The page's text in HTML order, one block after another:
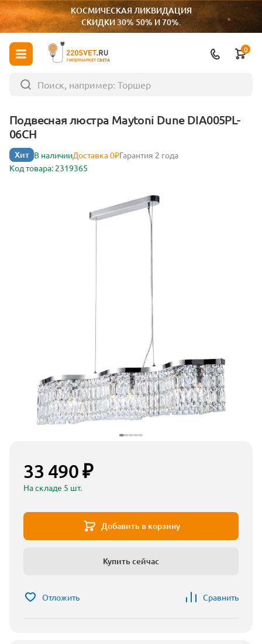
КОСМИЧЕСКАЯ ЛИКВИДАЦИЯ
СКИДКИ 30% 50% И 70%.
ГИПЕРМАРКЕТ СВЕТА
0
Подвесная люстра Maytoni Dune DIA005PL-
06CH
Хит В наличииДоставка 0₽Гарантия 2 года
Код товара: 2319365
33 490 ₽
На складе 5 шт.
Добавить в корзину
Купить сейчас
Отложить Сравнить